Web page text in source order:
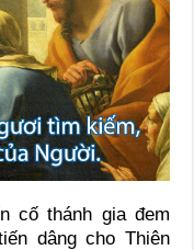
cố thánh gia đem
dâng cho Thiên